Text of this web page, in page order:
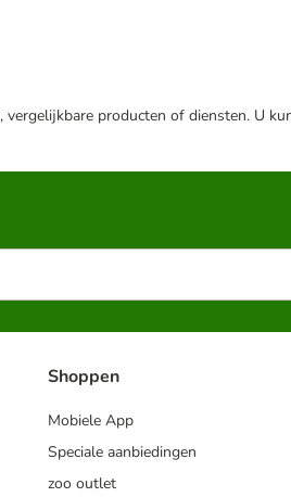
producten of diensten. U
Shoppen
Mobiele App
Speciale aanbiedingen
zoo outlet